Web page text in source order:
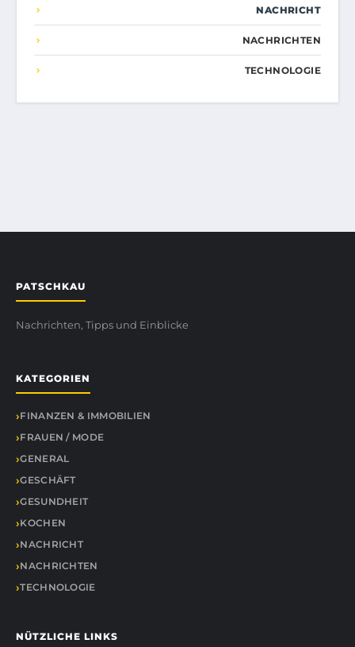
NACHRICHT
NACHRICHTEN
TECHNOLOGIE
PATSCHKAU
Nachrichten, Tipps und Einblicke
KATEGORIEN
FINANZEN & IMMOBILIEN
FRAUEN / MODE
GENERAL
GESCHÄFT
GESUNDHEIT
KOCHEN
NACHRICHT
NACHRICHTEN
TECHNOLOGIE
NÜTZLICHE LINKS